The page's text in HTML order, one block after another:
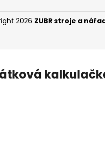
2026 ZUBR stroje a